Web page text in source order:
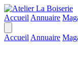
Accueil Annuaire
Accueil Annuaire